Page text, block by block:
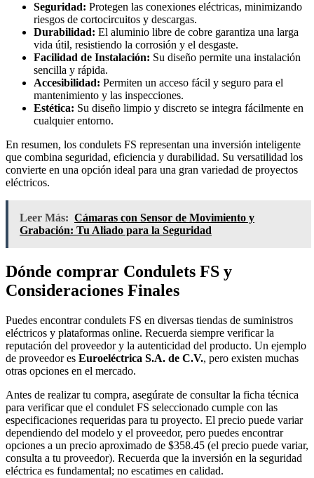
Seguridad: Protegen las conexiones eléctricas, minimizando
riesgos de cortocircuitos y descargas.
Durabilidad: El aluminio libre de cobre garantiza una larga
vida útil, resistiendo la corrosión y el desgaste.
Facilidad de Instalación: Su diseño permite una instalación
sencilla y rápida.
Accesibilidad: Permiten un acceso fácil y seguro para el
mantenimiento y las inspecciones.
Estética: Su diseño limpio y discreto se integra fácilmente en
cualquier entorno.
En resumen, los condulets FS representan una inversión inteligente
que combina seguridad, eficiencia y durabilidad. Su versatilidad los
convierte en una opción ideal para una gran variedad de proyectos
eléctricos.
Leer Más: Cámaras con Sensor de Movimiento y
Grabación: Tu Aliado para la Seguridad
Dónde comprar Condulets FS y
Consideraciones Finales
Puedes encontrar condulets FS en diversas tiendas de suministros
eléctricos y plataformas online. Recuerda siempre verificar la
reputación del proveedor y la autenticidad del producto. Un ejemplo
de proveedor es Euroeléctrica S.A. de C.V., pero existen muchas
otras opciones en el mercado.
Antes de realizar tu compra, asegúrate de consultar la ficha técnica
para verificar que el condulet FS seleccionado cumple con las
especificaciones requeridas para tu proyecto. El precio puede variar
dependiendo del modelo y el proveedor, pero puedes encontrar
opciones a un precio aproximado de $358.45 (el precio puede variar,
consulta a tu proveedor). Recuerda que la inversión en la seguridad
eléctrica es fundamental; no escatimes en calidad.